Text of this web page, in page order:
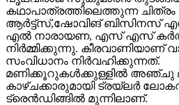
കഥാപാത്രത്തിലെത്തുന്ന
ആർട്ട്സ്,ഷോവിങ് ബിസിനസ്
എൽ നാരായണ, എസ് എസ്
നിർമ്മിക്കുന്നു. കീരവാണിയാണ്
സംവിധാനം നിർവഹിക്കുന്നത്.
മണിക്കൂറുകൾക്കുള്ളിൽ അഞ്ചു
കാഴ്ചക്കാരുമായി ട്രയ്ലർ
ട്രെൻഡിങ്ങിൽ മുന്നിലാണ്.